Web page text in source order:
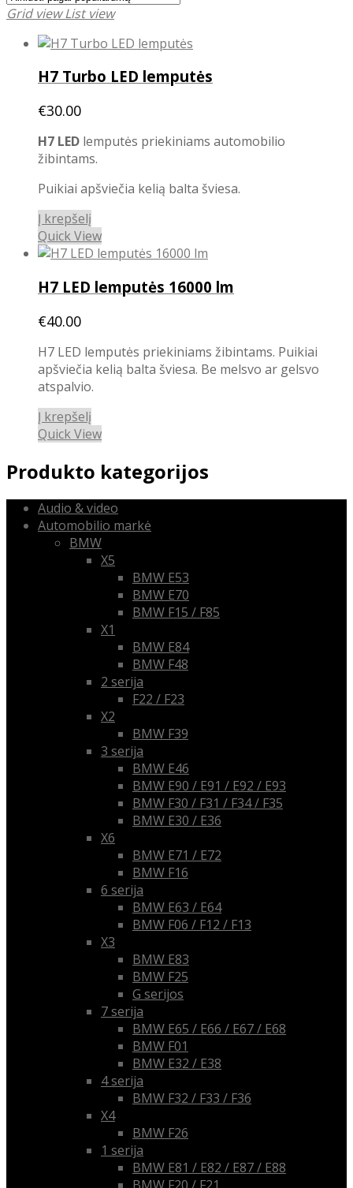
Grid view List view
H7 Turbo LED lemputės
€30.00
H7 LED lemputės priekiniams automobilio
žibintams.
Puikiai apšviečia kelią balta šviesa.
Į krepšelį
Quick View
H7 LED lemputės 16000 lm
€40.00
H7 LED lemputės priekiniams žibintams. Puikiai
apšviečia kelią balta šviesa. Be melsvo ar gelsvo
atspalvio.
Į krepšelį
Quick View
Produkto kategorijos
Audio & video
Automobilio markė
BMW
X5
BMW E53
BMW E70
BMW F15 / F85
X1
BMW E84
BMW F48
2 serija
F22 / F23
X2
BMW F39
3 serija
BMW E46
BMW E90 / E91 / E92 / E93
BMW F30 / F31 / F34 / F35
BMW E30 / E36
X6
BMW E71 / E72
BMW F16
6 serija
BMW E63 / E64
BMW F06 / F12 / F13
X3
BMW E83
BMW F25
G serijos
7 serija
BMW E65 / E66 / E67 / E68
BMW F01
BMW E32 / E38
4 serija
BMW F32 / F33 / F36
X4
BMW F26
1 serija
BMW E81 / E82 / E87 / E88